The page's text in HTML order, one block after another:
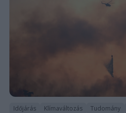
Időjárás Klímaváltozás Tudomány